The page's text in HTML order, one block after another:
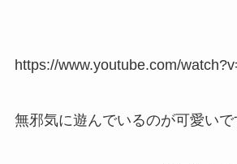
https://www.youtube.com/
無邪気に遊んでいるのが可愛いで